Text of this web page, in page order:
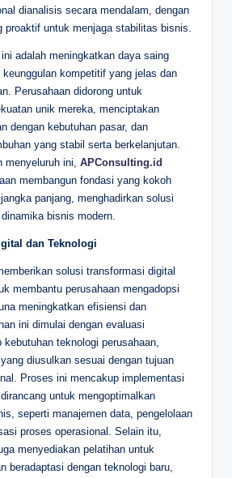
dianalisis secara mendalam, dengan
proaktif untuk menjaga stabilitas bisnis.
adalah meningkatkan daya saing
keunggulan kompetitif yang jelas dan
Perusahaan didorong untuk
unik mereka, menciptakan
dengan kebutuhan pasar, dan
yang stabil serta berkelanjutan.
menyeluruh ini, APConsulting.id
membangun fondasi yang kokoh
panjang, menghadirkan solusi
bisnis modern.
dan Teknologi
solusi transformasi digital
membantu perusahaan mengadopsi
meningkatkan efisiensi dan
ini dimulai dengan evaluasi
kebutuhan teknologi perusahaan,
diusulkan sesuai dengan tujuan
Proses ini mencakup implementasi
untuk mengoptimalkan
seperti manajemen data, pengelolaan
proses operasional. Selain itu,
menyediakan pelatihan untuk
beradaptasi dengan teknologi baru,